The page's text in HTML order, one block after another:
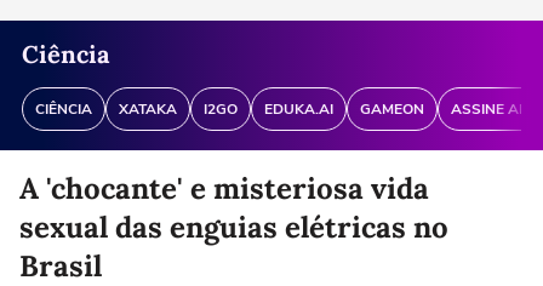
Ciência
CIÊNCIA XATAKA I2GO EDUKA.AI GAMEON ASSINE
A 'chocante' e misteriosa vida
sexual das enguias elétricas no
Brasil